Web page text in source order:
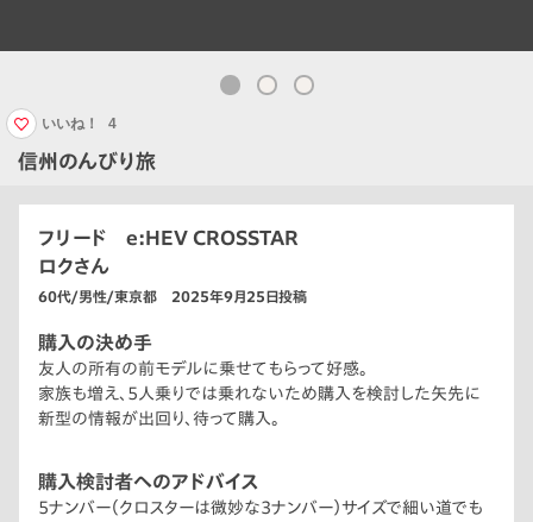
信州のんびり旅
いいね！ 4
フリード e:HEV CROSSTAR
ロクさん
60代/男性/東京都 2025年9月25日投稿
購入の決め手
友人の所有の前モデルに乗せてもらって好感。
家族も増え、5人乗りでは乗れないため購入を検討した矢先に
新型の情報が出回り、待って購入。
購入検討者へのアドバイス
5ナンバー（クロスターは微妙な3ナンバー）サイズで細い道でも